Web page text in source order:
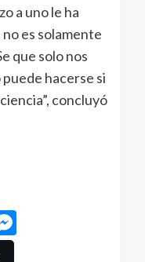
a uno le ha
es solamente
que solo nos
hacerse si
concluyó
Messenger